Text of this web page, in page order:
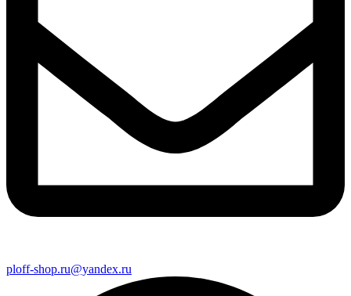
ploff-shop.ru@yandex.ru